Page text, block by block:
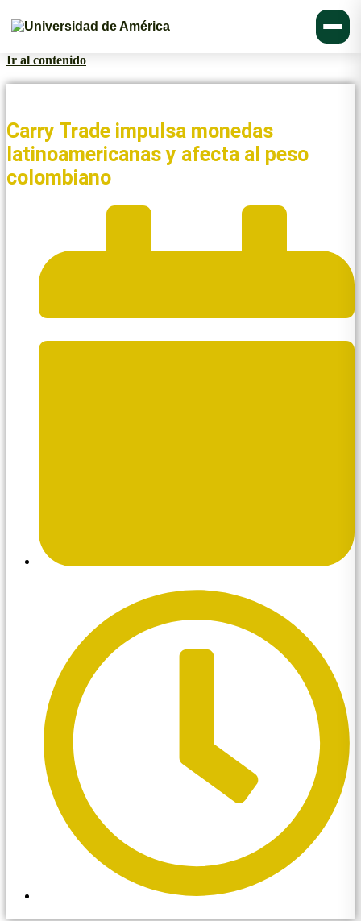
Ir al contenido
Carry Trade impulsa monedas
latinoamericanas y afecta al peso
colombiano